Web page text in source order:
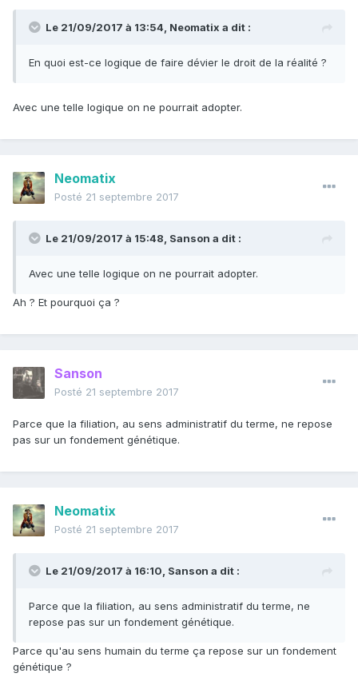
Le 21/09/2017 à 13:54, Neomatix a dit :
En quoi est-ce logique de faire dévier le droit de la réalité ?
Avec une telle logique on ne pourrait adopter.
Neomatix
Posté 21 septembre 2017
Le 21/09/2017 à 15:48, Sanson a dit :
Avec une telle logique on ne pourrait adopter.
Ah ? Et pourquoi ça ?
Sanson
Posté 21 septembre 2017
Parce que la filiation, au sens administratif du terme, ne repose
pas sur un fondement génétique.
Neomatix
Posté 21 septembre 2017
Le 21/09/2017 à 16:10, Sanson a dit :
Parce que la filiation, au sens administratif du terme, ne
repose pas sur un fondement génétique.
Parce qu'au sens humain du terme ça repose sur un fondement
génétique ?